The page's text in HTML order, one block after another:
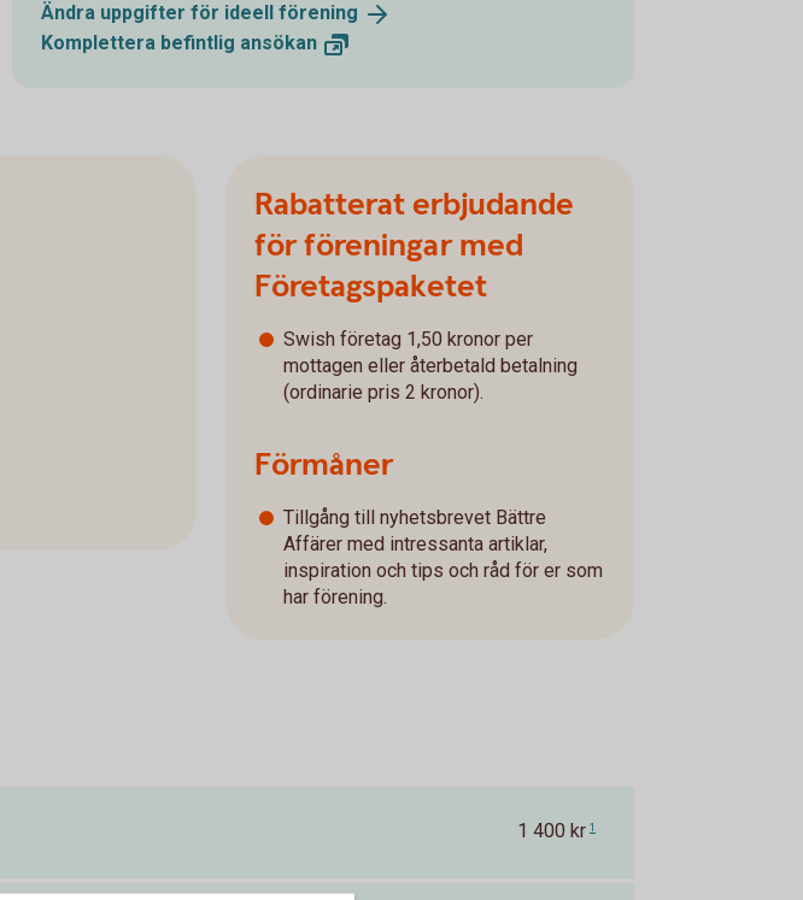
Ändra uppgifter för ideell förening
Komplettera befintlig ansökan
Rabatterat erbjudande
för föreningar med
Företagspaketet
Swish företag 1,50 kronor per
mottagen eller återbetald betalning
(ordinarie pris 2 kronor).
Förmåner
Tillgång till nyhetsbrevet Bättre
Affärer med intressanta artiklar,
inspiration och tips och råd för er som
har förening.
1 400 kr 1